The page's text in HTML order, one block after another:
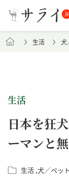
生活 犬
生活
日本を狂
ーマンと
生活 犬／ペット